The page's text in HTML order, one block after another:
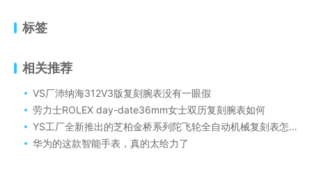
标签
相关推荐
VS厂沛纳海312V3版复刻腕表没有一眼假
劳力士ROLEX day-date36mm女士双历复刻腕表如何
YS工厂全新推出的芝柏金桥系列陀飞轮全自动机械复刻表怎么样
华为的这款智能手表，真的太给力了